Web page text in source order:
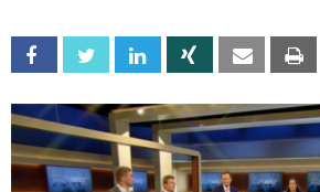
Facebook Twitter Linkedin Xing Email